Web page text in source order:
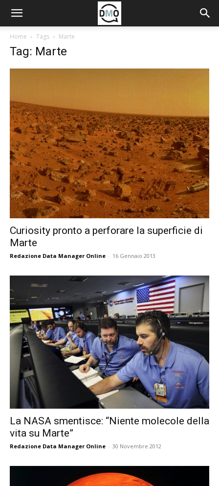
Home Tags Marte
Tag: Marte
Curiosity pronto a perforare la superficie di
Marte
Redazione Data Manager Online - 16 Gennaio 2013
La NASA smentisce: “Niente molecole della
vita su Marte”
Redazione Data Manager Online - 30 Novembre 2012